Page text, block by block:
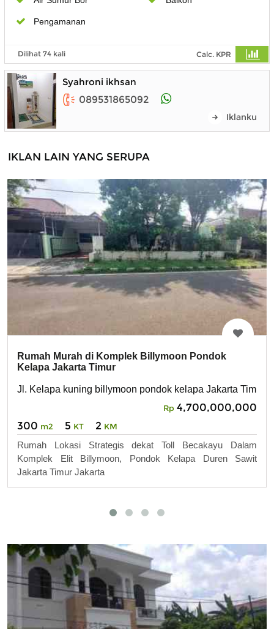
Pengamanan
Dilihat 74 kali Calc. KPR
Syahroni ikhsan
089531865092
Iklanku
IKLAN LAIN YANG SERUPA
Rumah Murah di Komplek Billymoon Pondok
Kelapa Jakarta Timur
Jl. Kelapa kuning billymoon pondok kelapa Jakarta Timur
Rp 4,700,000,000
300 m2 5 KT 2 KM
Rumah Lokasi Strategis dekat Toll Becakayu Dalam
Komplek Elit Billymoon, Pondok Kelapa Duren Sawit
Jakarta Timur Jakarta